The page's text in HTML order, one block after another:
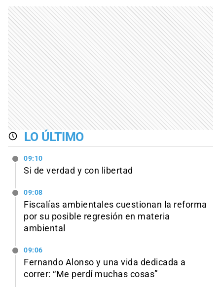
LO ÚLTIMO
09:10
Si de verdad y con libertad
09:08
Fiscalías ambientales cuestionan la reforma
por su posible regresión en materia
ambiental
09:06
Fernando Alonso y una vida dedicada a
correr: “Me perdí muchas cosas”